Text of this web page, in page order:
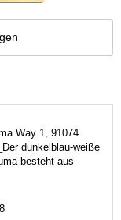
Way 1, 91074
dunkelblau-weiße
besteht aus